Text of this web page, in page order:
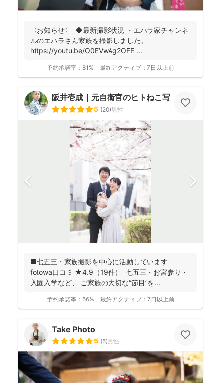
〈お知らせ〉 ◆最新撮影状況 ・エハラ家チャンネ
ルのエハラさん家族を撮影しました。
https://youtu.be/O0EVwAg2OFE ...
予約承諾率： 81% 最終アクティブ： 7日以上前
阪井壱成｜元自衛官のヒトねこ写真家
5 (20)男性
■七五三・家族撮影を中心に活動しています
fotowa口コミ ★4.9（19件） 七五三・お宮参り・
入園入学など、 ご家族の大切な“節目”を...
予約承諾率： 56% 最終アクティブ： 7日以上前
Take Photo
5 (5)男性